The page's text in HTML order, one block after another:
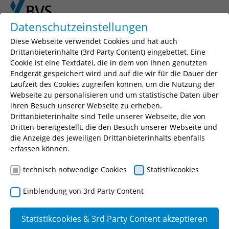
Skip to main content
Skip to page footer
You are here:
BVS Ausbildung
Bäder
Fachangestellte für Bäderbetriebe
Ausbildungsberatung
Ausbildungsberatung
Datenschutzeinstellungen
Diese Webseite verwendet Cookies und hat auch
Drittanbieterinhalte (3rd Party Content) eingebettet. Eine
Cookie ist eine Textdatei, die in dem von Ihnen genutzten
Endgerät gespeichert wird und auf die wir für die Dauer der
Laufzeit des Cookies zugreifen können, um die Nutzung der
Webseite zu personalisieren und um statistische Daten über
ihren Besuch unserer Webseite zu erheben.
Drittanbieterinhalte sind Teile unserer Webseite, die von
Dritten bereitgestellt, die den Besuch unserer Webseite und
die Anzeige des jeweiligen Drittanbieterinhalts ebenfalls
erfassen können.
technisch notwendige Cookies Statistikcookies
Einblendung von 3rd Party Content
Statistikcookies & 3rd Party Content akzeptieren